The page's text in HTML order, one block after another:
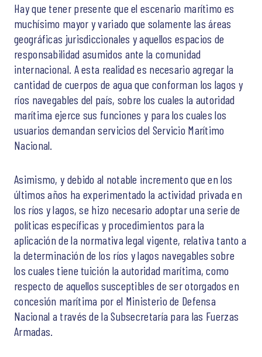
Hay que tener presente que el escenario marítimo es
muchísimo mayor y variado que solamente las áreas
geográficas jurisdiccionales y aquellos espacios de
responsabilidad asumidos ante la comunidad
internacional. A esta realidad es necesario agregar la
cantidad de cuerpos de agua que conforman los lagos y
ríos navegables del país, sobre los cuales la autoridad
marítima ejerce sus funciones y para los cuales los
usuarios demandan servicios del Servicio Marítimo
Nacional.
Asimismo, y debido al notable incremento que en los
últimos años ha experimentado la actividad privada en
los ríos y lagos, se hizo necesario adoptar una serie de
políticas específicas y procedimientos para la
aplicación de la normativa legal vigente, relativa tanto a
la determinación de los ríos y lagos navegables sobre
los cuales tiene tuición la autoridad marítima, como
respecto de aquellos susceptibles de ser otorgados en
concesión marítima por el Ministerio de Defensa
Nacional a través de la Subsecretaría para las Fuerzas
Armadas.